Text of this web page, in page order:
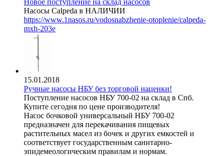
Новое поступление на склад насосов
Насосы Calpeda в НАЛИЧИИ
https://www.1nasos.ru/vodosnabzhenie-otoplenie/calpeda-
mxh-203e
15.01.2018
Ручные насосы НБУ без торговой наценки!
Поступление насосов НБУ 700-02 на склад в Спб.
Купите сегодня по цене производителя!
Насос бочковой универсальный НБУ 700-02
предназначен для перекачивания пищевых
растительных масел из бочек и других емкостей и
соответствует государственным санитарно-
эпидемеологическим правилам и нормам.